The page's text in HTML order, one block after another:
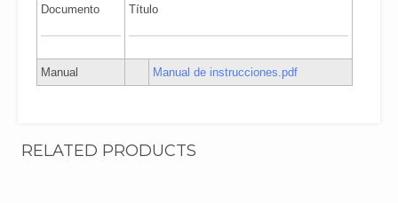
Documento Título
Manual Manual de instrucciones.pdf
RELATED PRODUCTS